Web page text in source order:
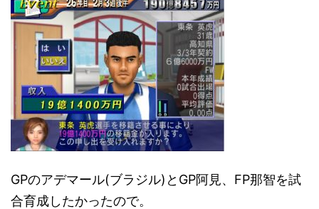
GPのアデマール(ブラジル)とGP阿見、FP那智を試
合育成したかったので。